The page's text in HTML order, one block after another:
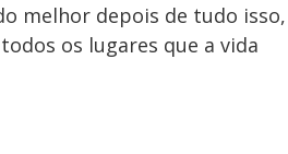
melhor depois de tudo isso,
os lugares que a vida